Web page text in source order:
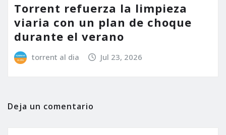
Torrent refuerza la limpieza
viaria con un plan de choque
durante el verano
torrent al dia Jul 23, 2026
Deja un comentario